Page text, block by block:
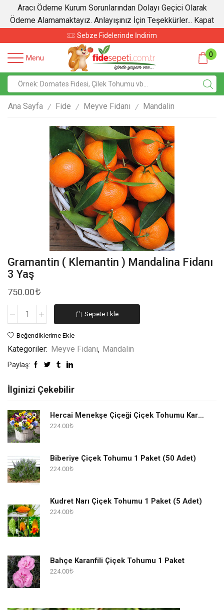
Aracı Ödeme Kurum Sorunlarından Dolayı Geçici Olarak
Ödeme Alamamaktayız. Anlayışınız İçin Teşekkürler... Kapat
Sebze Fidelerinde İndirim
Menu 0
Ana Sayfa / Fide / Meyve Fidanı / Mandalin
Gramantin ( Klemantin ) Mandalina Fidanı
3 Yaş
750.00
Sepete Ekle
Beğendiklerime Ekle
Kategoriler: Meyve Fidanı, Mandalin
Paylaş:
İlginizi Çekebilir
Hercai Menekşe Çiçeği Çiçek Tohumu Karışık 1 Paket
224.00
Biberiye Çiçek Tohumu 1 Paket (50 Adet)
224.00
Kudret Narı Çiçek Tohumu 1 Paket (5 Adet)
224.00
Bahçe Karanfili Çiçek Tohumu 1 Paket
224.00